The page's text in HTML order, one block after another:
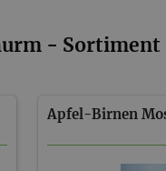
- Sortiment
Apfel-Birnen